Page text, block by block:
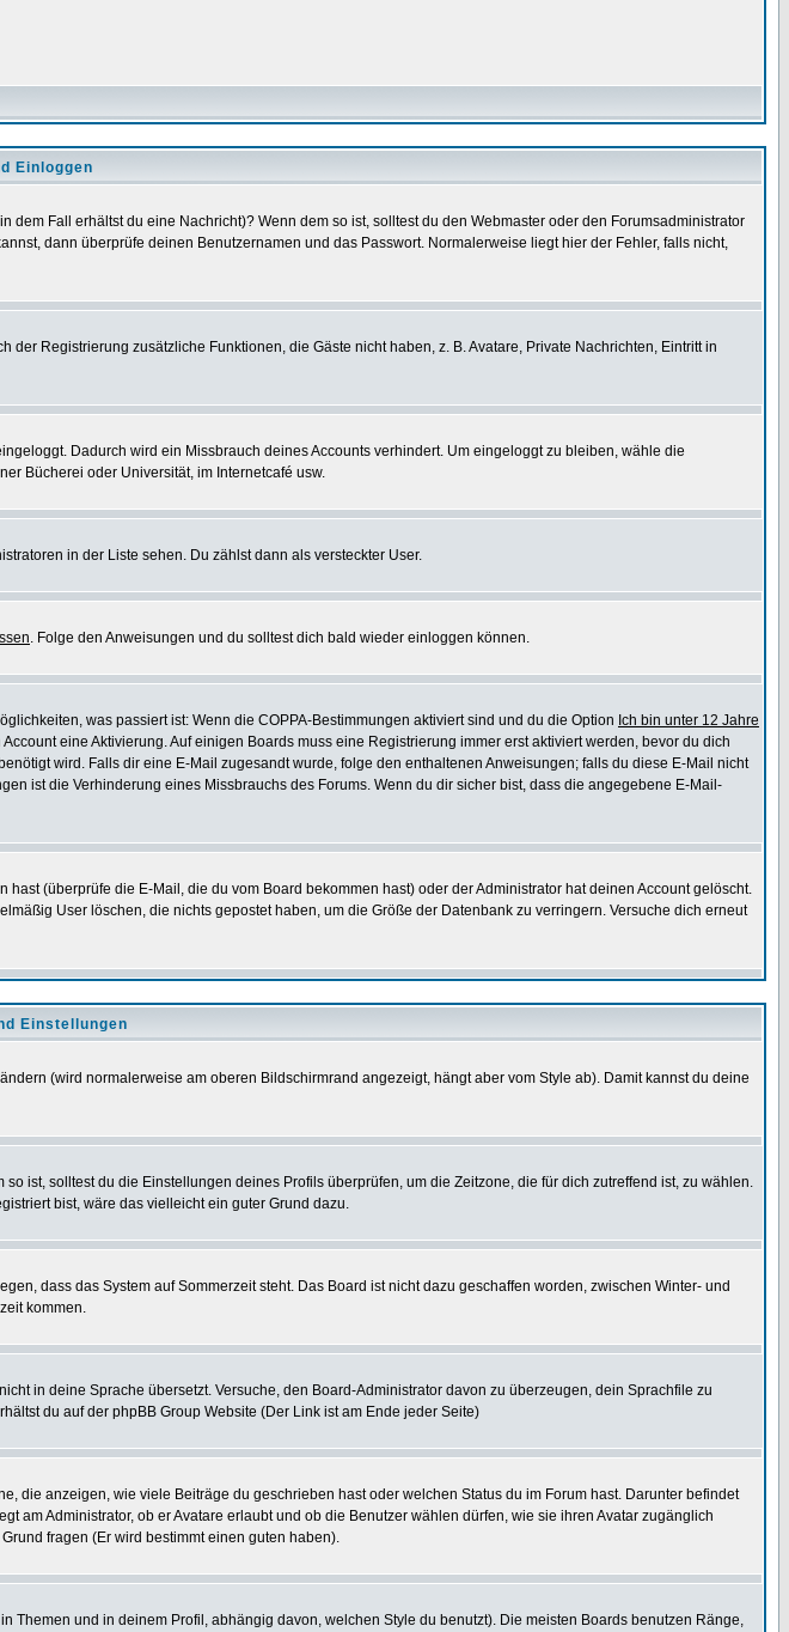
Einloggen
Fall erhältst du eine Nachricht)? Wenn dem so ist, solltest du den Webmaster oder den Forumsadministrator
dann überprüfe deinen Benutzernamen und das Passwort. Normalerweise liegt hier der Fehler, falls nicht,
Registrierung zusätzliche Funktionen, die Gäste nicht haben, z. B. Avatare, Private Nachrichten, Eintritt in
Dadurch wird ein Missbrauch deines Accounts verhindert. Um eingeloggt zu bleiben, wähle die
Bücherei oder Universität, im Internetcafé usw.
in der Liste sehen. Du zählst dann als versteckter User.
. Folge den Anweisungen und du solltest dich bald wieder einloggen können.
was passiert ist: Wenn die COPPA-Bestimmungen aktiviert sind und du die Option Ich bin unter 12 Jahre
eine Aktivierung. Auf einigen Boards muss eine Registrierung immer erst aktiviert werden, bevor du dich
wird. Falls dir eine E-Mail zugesandt wurde, folge den enthaltenen Anweisungen; falls du diese E-Mail nicht
ist die Verhinderung eines Missbrauchs des Forums. Wenn du dir sicher bist, dass die angegebene E-Mail-
(überprüfe die E-Mail, die du vom Board bekommen hast) oder der Administrator hat deinen Account gelöscht.
User löschen, die nichts gepostet haben, um die Größe der Datenbank zu verringern. Versuche dich erneut
Einstellungen
(wird normalerweise am oberen Bildschirmrand angezeigt, hängt aber vom Style ab). Damit kannst du deine
ist, solltest du die Einstellungen deines Profils überprüfen, um die Zeitzone, die für dich zutreffend ist, zu wählen.
bist, wäre das vielleicht ein guter Grund dazu.
dass das System auf Sommerzeit steht. Das Board ist nicht dazu geschaffen worden, zwischen Winter- und
kommen.
in deine Sprache übersetzt. Versuche, den Board-Administrator davon zu überzeugen, dein Sprachfile zu
du auf der phpBB Group Website (Der Link ist am Ende jeder Seite)
die anzeigen, wie viele Beiträge du geschrieben hast oder welchen Status du im Forum hast. Darunter befindet
am Administrator, ob er Avatare erlaubt und ob die Benutzer wählen dürfen, wie sie ihren Avatar zugänglich
fragen (Er wird bestimmt einen guten haben).
und in deinem Profil, abhängig davon, welchen Style du benutzt). Die meisten Boards benutzen Ränge,